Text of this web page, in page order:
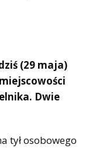
(29 maja)
Dwie
tył osobowego